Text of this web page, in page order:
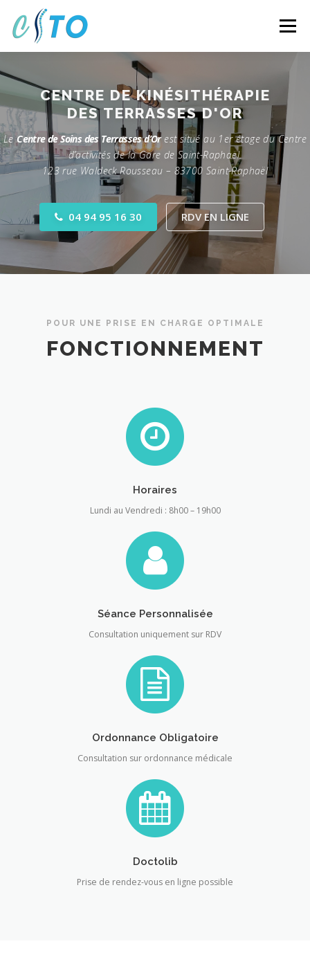
contenu
Menu
FONCTIONNEMENT COMPÉTENCES
LE CENTRE SERVICES CONTACT
CENTRED'OSTÉOPATHIE
DES TERRASSES D'OR
LeCentre de Soins des Terrasses d’Orest situé au 1er étage du Centre
d’activités de la Gare de Saint-Raphaël.
123 rue Waldeck Rousseau – 83700 Saint-Raphaël
04 94 95 16 30 RDV EN LIGNE
POUR UNE PRISE EN CHARGE OPTIMALE
FONCTIONNEMENT
Horaires
Lundi au Vendredi : 8h00 – 19h00
Séance Personnalisée
Consultation uniquement sur RDV
Ordonnance Obligatoire
Consultation sur ordonnance médicale
Doctolib
Prise de rendez-vous en ligne possible